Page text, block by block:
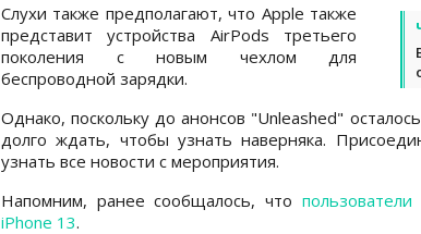
Слухи также предполагают, что Apple также
представит устройства AirPods третьего
поколения с новым чехлом для
беспроводной зарядки.
Однако, поскольку до анонсов "Unleashed"
долго ждать, чтобы узнать наверняка.
узнать все новости с мероприятия.
Напомним, ранее сообщалось, что
iPhone 13.